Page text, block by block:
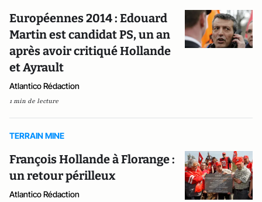
Européennes 2014 : Edouard
Martin est candidat PS, un an
après avoir critiqué Hollande
et Ayrault
Atlantico Rédaction
1 min de lecture
TERRAIN MINE
François Hollande à Florange :
un retour périlleux
Atlantico Rédaction